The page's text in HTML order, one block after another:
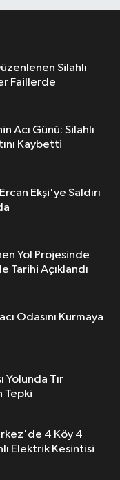
Faillerde
Acı Günü: Silahlı
Kaybetti
Ekşi'ye Saldırı
Yol Projesinde
Tarihi Açıklandı
Odasını Kurmaya
Yolunda Tır
Tepki
4 Köy 4
Elektrik Kesintisi